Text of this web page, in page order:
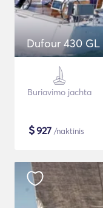
Dufour 430 GL
Buriavimo jachta
$927 /naktinis